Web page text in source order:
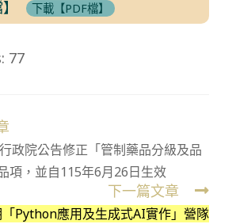
下載【PDF檔】
77
政院公告修正「管制藥品分級及品
項，並自115年6月26日生效
下一篇文章
Python應用及生成式AI實作」營隊